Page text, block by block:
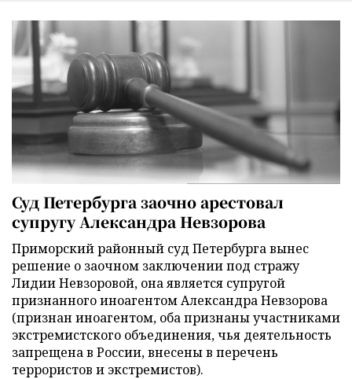
Суд Петербурга заочно арестовал
супругу Александра Невзорова
Приморский районный суд Петербурга вынес
решение о заочном заключении под стражу
Лидии Невзоровой, она является супругой
признанного иноагентом Александра Невзорова
(признан иноагентом, оба признаны участниками
экстремистского объединения, чья деятельность
запрещена в России, внесены в перечень
террористов и экстремистов).